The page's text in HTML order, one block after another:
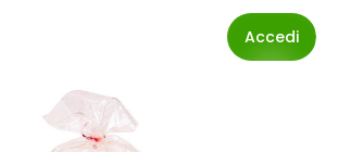
Accedi